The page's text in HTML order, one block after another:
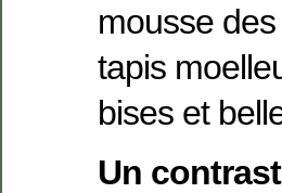
mousse
tapis
bises et
Un